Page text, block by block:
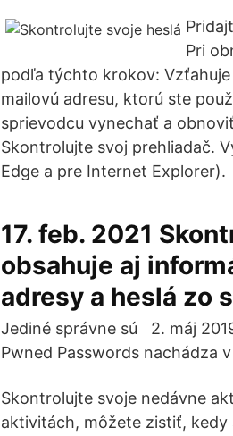
Pri
podľa týchto krokov:
mailovú adresu, ktorú ste
sprievodcu vynechať a
Skontrolujte svoj prehliadač.
Edge a pre Internet Explorer).
17. feb. 2021
obsahuje aj
adresy a heslá zo
Jediné správne sú 2. máj
Pwned Passwords nachádza
Skontrolujte svoje nedávne
aktivitách, môžete zistiť, kedy